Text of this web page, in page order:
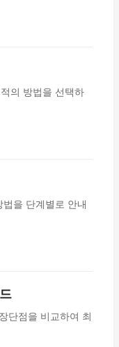
의 방법을 선택하
을 단계별로 안내
단점을 비교하여 최